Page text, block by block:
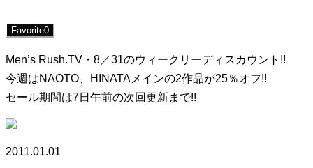
Favorite0
Men’s Rush.TV・8／31のウィークリーディスカウント!!
今週はNAOTO、HINATAメインの2作品が25％オフ!!
セール期間は7日午前の次回更新まで!!
2011.01.01